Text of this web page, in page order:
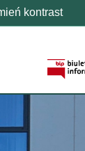
kontrast